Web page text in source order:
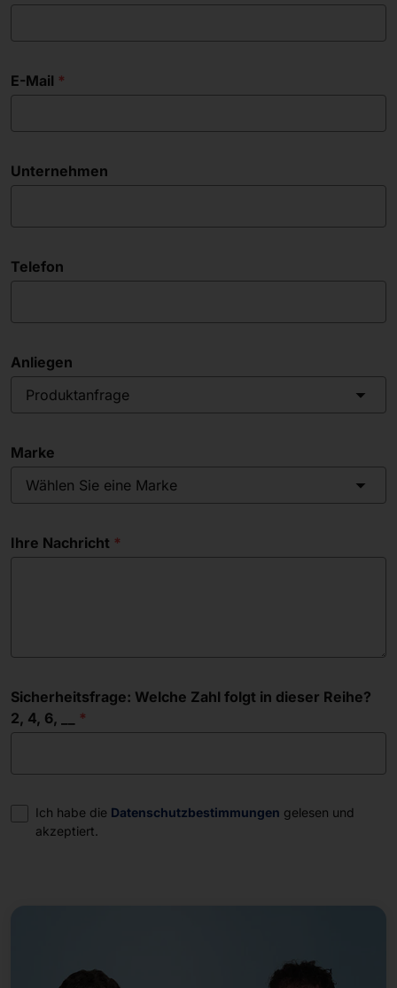
E-Mail
Unternehmen
Telefon
Anliegen
Produktanfrage
Marke
Wählen Sie eine Marke
Ihre Nachricht
Sicherheitsfrage: Welche Zahl folgt in dieser Reihe?
2, 4, 6, __
Einwilligung
Ich habe die Datenschutzbestimmungen gelesen und
akzeptiert.